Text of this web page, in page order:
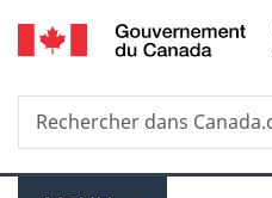
Recherche
Rechercher
dans